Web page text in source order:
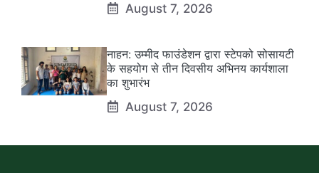
August 7, 2026
नाहन: उम्मीद फाउंडेशन द्वारा स्टेपको सोसायटी
के सहयोग से तीन दिवसीय अभिनय कार्यशाला
का शुभारंभ
August 7, 2026